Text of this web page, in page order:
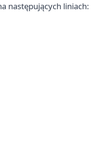
następujących liniach: